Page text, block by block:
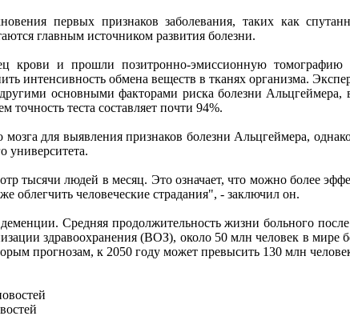
первых признаков заболевания, таких как
главным источником развития болезни.
крови и прошли позитронно-эмиссионную
интенсивность обмена веществ в тканях организма.
основными факторами риска болезни Альцгеймера,
точность теста составляет почти 94%.
для выявления признаков болезни Альцгеймера,
университета.
тысячи людей в месяц. Это означает, что можно более
облегчить человеческие страдания", - заключил он.
Средняя продолжительность жизни больного
здравоохранения (ВОЗ), около 50 млн человек в мире
прогнозам, к 2050 году может превысить 130 млн